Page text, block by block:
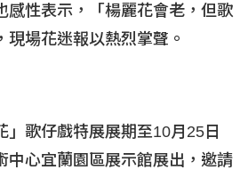
感性表示，「楊麗花會老，但歌
現場花迷報以熱烈掌聲。
」歌仔戲特展展期至10月25 日
中心宜蘭園區展示館展出，邀請